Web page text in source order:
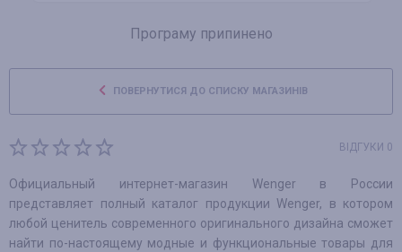
Програму припинено
ПОВЕРНУТИСЯ ДО СПИСКУ МАГАЗИНІВ
ВІДГУКИ 0
Официальный интернет-магазин Wenger в России
представляет полный каталог продукции Wenger, в котором
любой ценитель современного оригинального дизайна сможет
найти по-настоящему модные и функциональные товары для